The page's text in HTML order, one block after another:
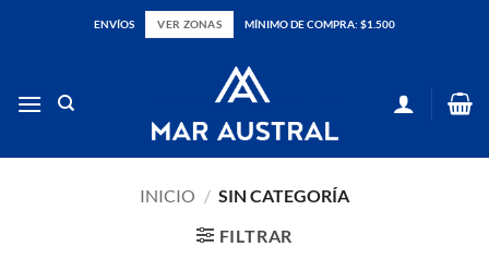
ENVÍOS VER ZONAS MÍNIMO DE COMPRA: $1.500
INICIO / SIN CATEGORÍA
FILTRAR